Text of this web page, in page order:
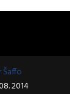
Šaffo
2014